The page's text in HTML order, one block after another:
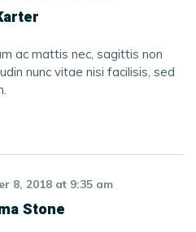
ac mattis nec, sagittis non
nunc vitae nisi facilisis, sed
8, 2018 at 9:35 am
Stone